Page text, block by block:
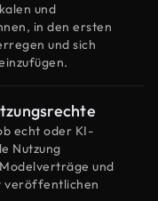
und
in den ersten
und sich
echt oder KI-
Nutzung
und
veröffentlichen